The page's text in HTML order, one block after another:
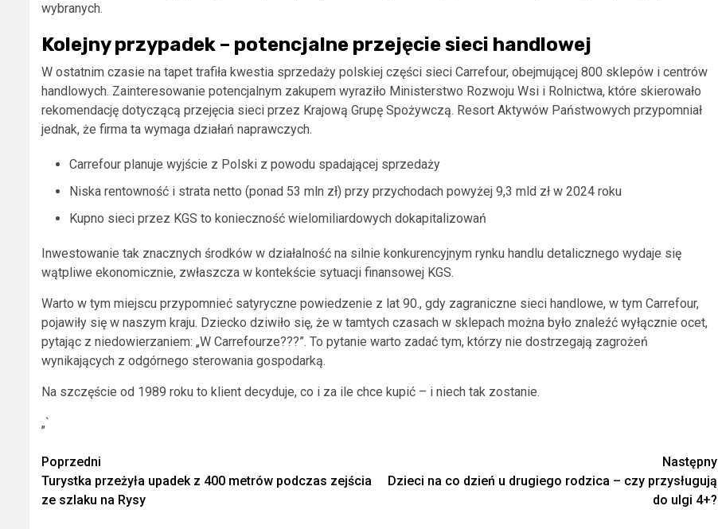
wybranych.
Kolejny przypadek – potencjalne przejęcie sieci handlowej
W ostatnim czasie na tapet trafiła kwestia sprzedaży polskiej części sieci Carrefour, obejmującej 800 sklepów i centrów
handlowych. Zainteresowanie potencjalnym zakupem wyraziło Ministerstwo Rozwoju Wsi i Rolnictwa, które skierowało
rekomendację dotyczącą przejęcia sieci przez Krajową Grupę Spożywczą. Resort Aktywów Państwowych przypomniał
jednak, że firma ta wymaga działań naprawczych.
Carrefour planuje wyjście z Polski z powodu spadającej sprzedaży
Niska rentowność i strata netto (ponad 53 mln zł) przy przychodach powyżej 9,3 mld zł w 2024 roku
Kupno sieci przez KGS to konieczność wielomiliardowych dokapitalizowań
Inwestowanie tak znacznych środków w działalność na silnie konkurencyjnym rynku handlu detalicznego wydaje się
wątpliwe ekonomicznie, zwłaszcza w kontekście sytuacji finansowej KGS.
Warto w tym miejscu przypomnieć satyryczne powiedzenie z lat 90., gdy zagraniczne sieci handlowe, w tym Carrefour,
pojawiły się w naszym kraju. Dziecko dziwiło się, że w tamtych czasach w sklepach można było znaleźć wyłącznie ocet,
pytając z niedowierzaniem: „W Carrefourze???”. To pytanie warto zadać tym, którzy nie dostrzegają zagrożeń
wynikających z odgórnego sterowania gospodarką.
Na szczęście od 1989 roku to klient decyduje, co i za ile chce kupić – i niech tak zostanie.
„`
Zobacz
wpisy
Poprzedni
Turystka przeżyła upadek z 400 metrów podczas zejścia
ze szlaku na Rysy
Następny
Dzieci na co dzień u drugiego rodzica – czy przysługują
do ulgi 4+?